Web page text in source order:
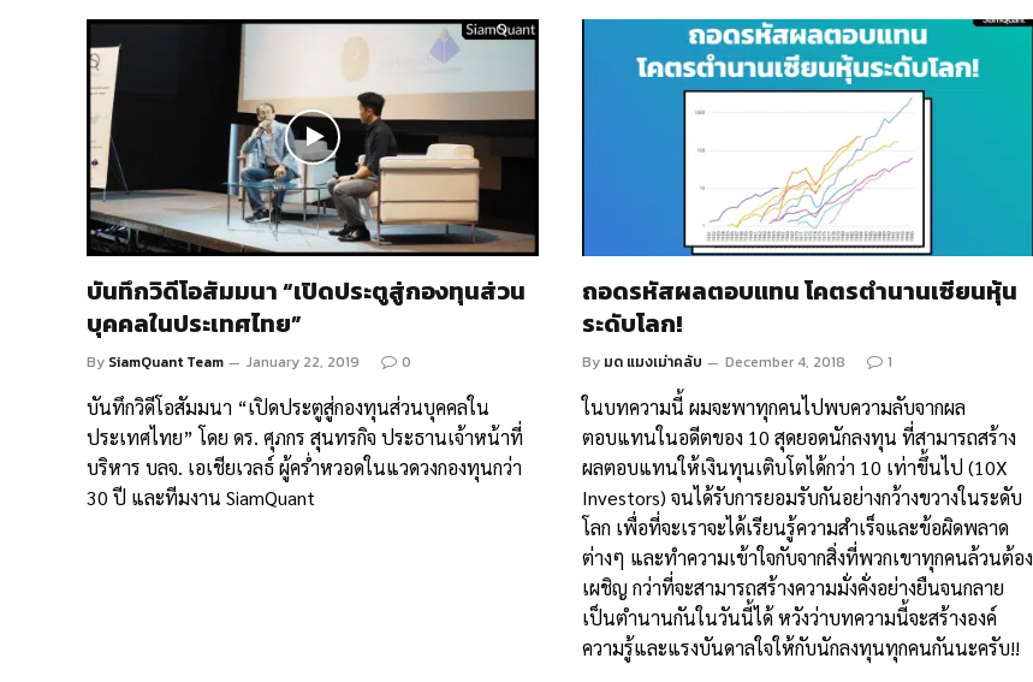
บันทึกวิดีโอสัมมนา “เปิดประตูสู่กองทุนส่วน
บุคคลในประเทศไทย”
By SiamQuant Team January 22, 2019 0
บันทึกวิดีโอสัมมนา “เปิดประตูสู่กองทุนส่วนบุคคลใน
ประเทศไทย” โดย ดร. ศุภกร สุนทรกิจ ประธานเจ้าหน้าที่
บริหาร บลจ. เอเชียเวลธ์ ผู้คร่ำหวอดในแวดวงกองทุนกว่า
30 ปี และทีมงาน SiamQuant
ถอดรหัสผลตอบแทน โคตรตำนานเซียนหุ้น
ระดับโลก!
By มด แมงเม่าคลับ December 4, 2018 1
ในบทความนี้ ผมจะพาทุกคนไปพบความลับจากผล
ตอบแทนในอดีตของ 10 สุดยอดนักลงทุน ที่สามารถสร้าง
ผลตอบแทนให้เงินทุนเติบโตได้กว่า 10 เท่าขึ้นไป (10X
Investors) จนได้รับการยอมรับกันอย่างกว้างขวางในระดับ
โลก เพื่อที่จะเราจะได้เรียนรู้ความสำเร็จและข้อผิดพลาด
ต่างๆ และทำความเข้าใจกับจากสิ่งที่พวกเขาทุกคนล้วนต้อง
เผชิญ กว่าที่จะสามารถสร้างความมั่งคั่งอย่างยืนจนกลาย
เป็นตำนานกันในวันนี้ได้ หวังว่าบทความนี้จะสร้างองค์
ความรู้และแรงบันดาลใจให้กับนักลงทุนทุกคนกันนะครับ!!